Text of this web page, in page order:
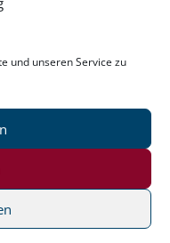
und unseren Service zu